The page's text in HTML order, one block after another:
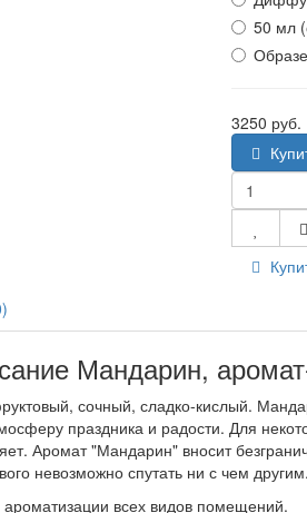
50 мл
3250 руб.
Мандарин,
сочный, сладко-кислый.
праздника и радости. Для
Аромат "Мандарин" вносит
невозможно спутать ни с чем другим.
ароматизации всех видов помещений.